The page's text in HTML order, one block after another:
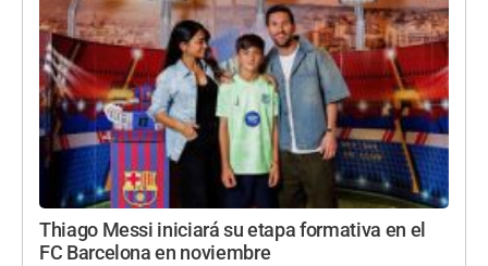
Thiago Messi iniciará su etapa formativa en el
FC Barcelona en noviembre